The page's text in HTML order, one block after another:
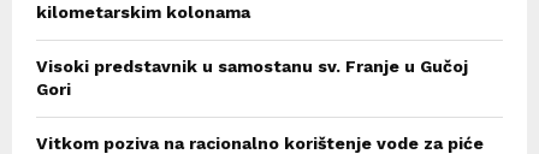
kilometarskim kolonama
Visoki predstavnik u samostanu sv. Franje u Gučoj
Gori
Vitkom poziva na racionalno korištenje vode za piće